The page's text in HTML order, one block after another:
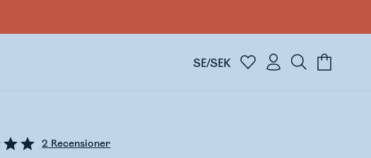
SE/SEK
2 Recensioner